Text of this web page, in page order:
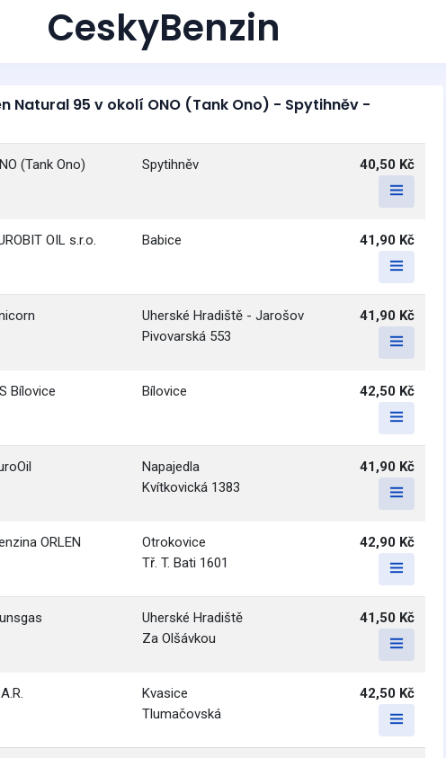
CeskyBenzin
Natural 95 v okolí ONO (Tank Ono) - Spytihněv -
(Tank Ono) Spytihněv 40,50 Kč
OIL s.r.o. Babice 41,90 Kč
Uherské Hradiště - Jarošov
Pivovarská 553
41,90 Kč
Bílovice Bílovice 42,50 Kč
Napajedla
Kvítkovická 1383
41,90 Kč
ORLEN
Otrokovice
Tř. T. Bati 1601
42,90 Kč
Uherské Hradiště
Za Olšávkou
41,50 Kč
Kvasice
Tlumačovská
42,50 Kč